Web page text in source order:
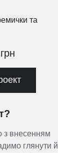
та
грн
з внесенням
глянути й